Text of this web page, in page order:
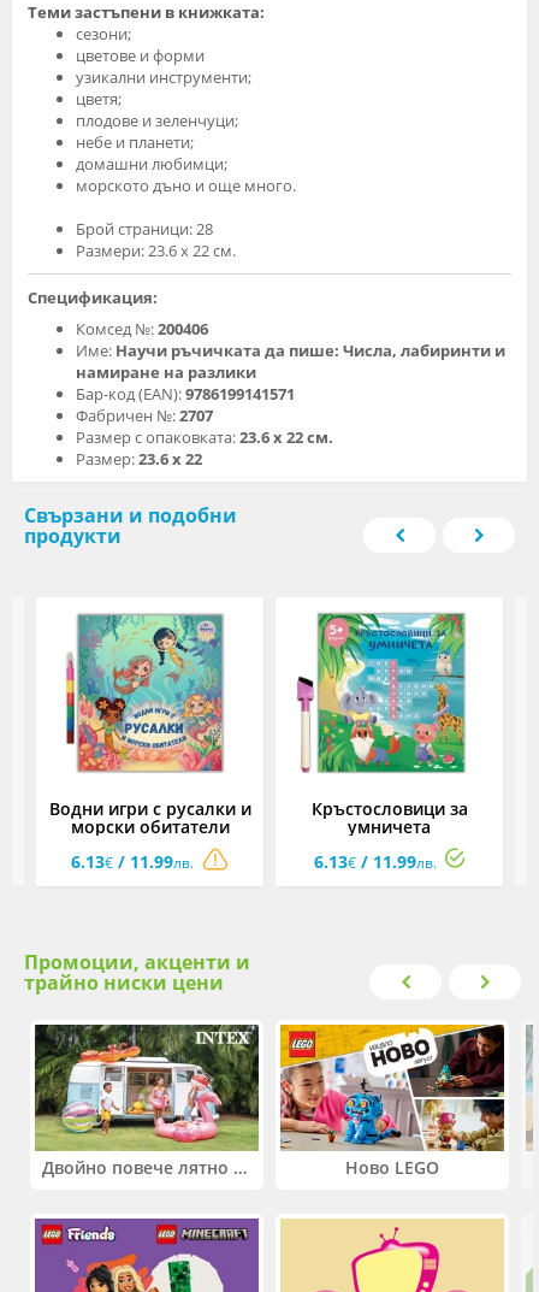
Теми застъпени в книжката:
сезони;
цветове и форми
узикални инструменти;
цветя;
плодове и зеленчуци;
небе и планети;
домашни любимци;
морското дъно и още много.
Брой страници: 28
Размери: 23.6 х 22 см.
Спецификация:
Комсед №:200406
Име: Научи ръчичката да пише: Числа, лабиринти и
намиране на разлики
Бар-код (EAN):9786199141571
Фабричен №:2707
Размер с опаковката:23.6 х 22 см.
Размер:23.6 х 22
Свързани и подобни
продукти
Водни игри с русалки и
морски обитатели
6.13€ / 11.99лв.
Кръстословици за
умничета
6.13€/ 11.99лв.
Промоции, акценти и
трайно ниски цени
Двойно повече лятно забавление! Купи 2 продукта INTEX и вземи -33% Ново LEGO